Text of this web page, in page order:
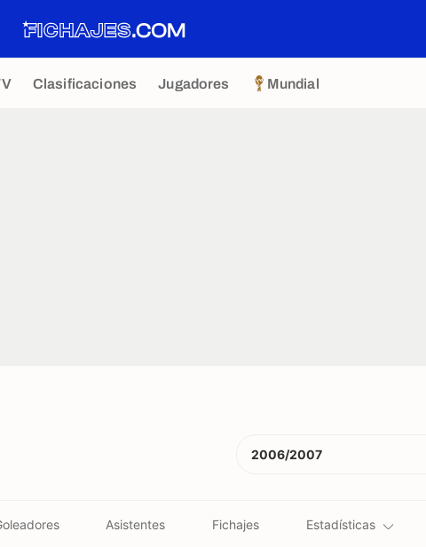
Clasificaciones Jugadores Mundial
2006/2007
Asistentes Fichajes Estadísticas